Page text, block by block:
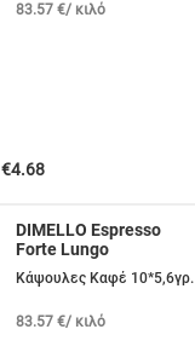
83.57 €/ κιλό
€4.68
DIMELLO Espresso
Forte Lungo
Κάψουλες Καφέ 10*5,6γρ.
83.57 €/ κιλό